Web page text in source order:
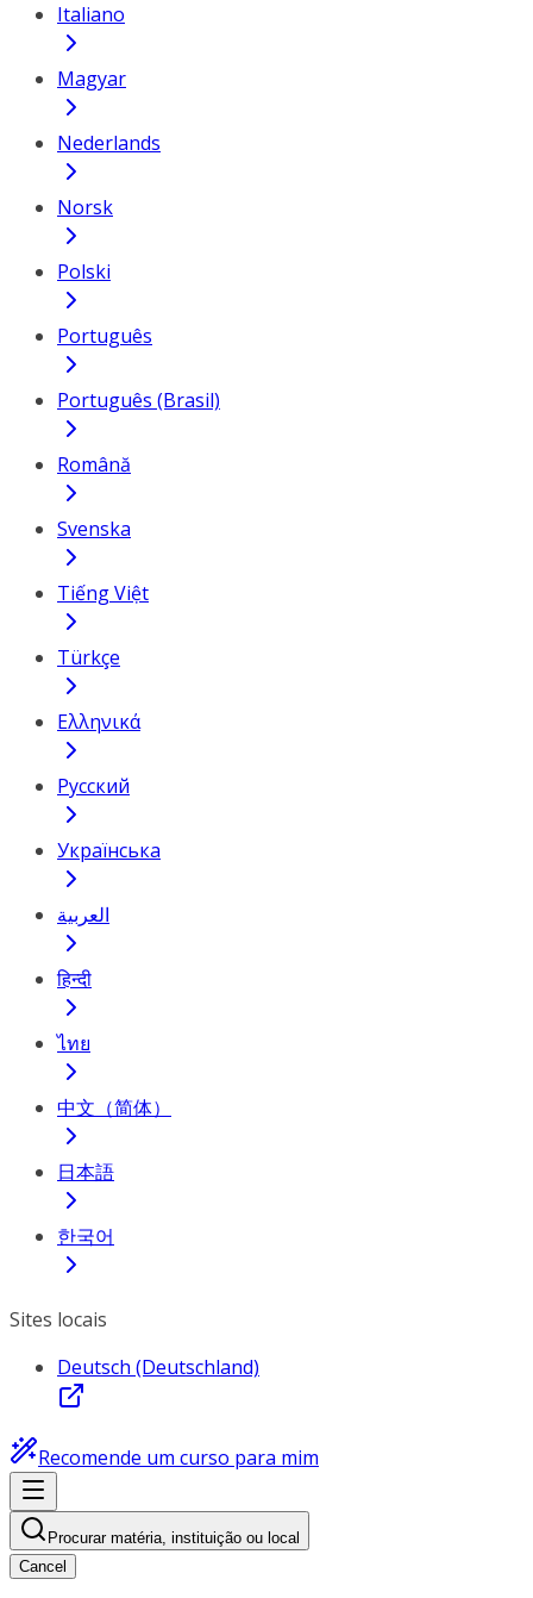
Italiano
Magyar
Nederlands
Norsk
Polski
Português
Português (Brasil)
Română
Svenska
Tiếng Việt
Türkçe
Ελληνικά
Русский
Українська
العربية
हिन्दी
ไทย
中文（简体）
日本語
한국어
Sites locais
Deutsch (Deutschland)
Recomende um curso para mim
Procurar matéria, instituição ou local
Cancel